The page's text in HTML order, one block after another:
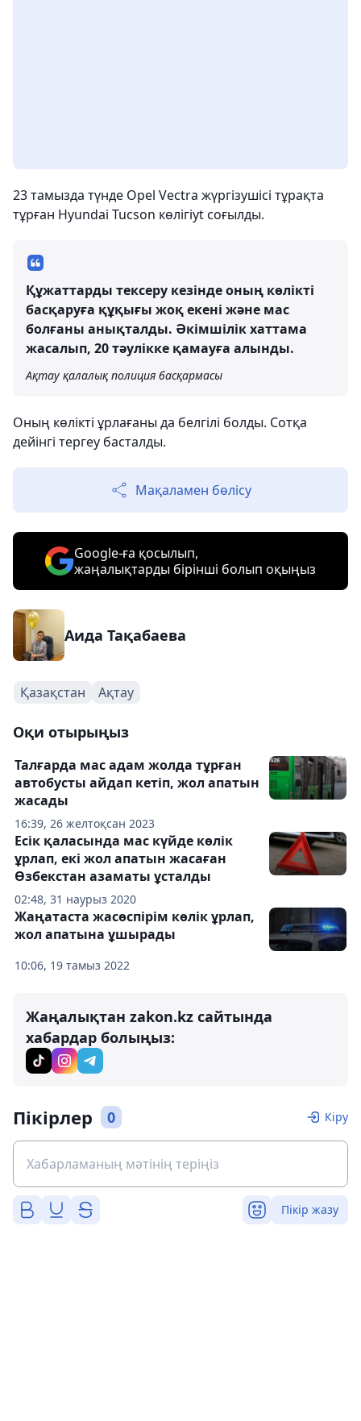
23 тамызда түнде Opel Vectra жүргізушісі тұрақта
тұрған Hyundai Tucson көлігіyt соғылды.
Құжаттарды тексеру кезінде оның көлікті
басқаруға құқығы жоқ екені және мас
болғаны анықталды. Әкімшілік хаттама
жасалып, 20 тәулікке қамауға алынды.
Ақтау қалалық полиция басқармасы
Оның көлікті ұрлағаны да белгілі болды. Сотқа
дейінгі тергеу басталды.
Мақаламен бөлісу
Google-ға қосылып,
жаңалықтарды бірінші болып оқыңыз
Аида Тақабаева
Қазақстан Ақтау
Оқи отырыңыз
16:39, 26 желтоқсан 2023
Талғарда мас адам жолда тұрған
автобусты айдап кетіп, жол апатын
жасады
02:48, 31 наурыз 2020
Есік қаласында мас күйде көлік
ұрлап, екі жол апатын жасаған
Өзбекстан азаматы ұсталды
10:06, 19 тамыз 2022
Жаңатаста жасөспірім көлік ұрлап,
жол апатына ұшырады
Жаңалықтан zakon.kz сайтында
хабардар болыңыз:
Пікірлер 0 Кіру
Пікір жазу